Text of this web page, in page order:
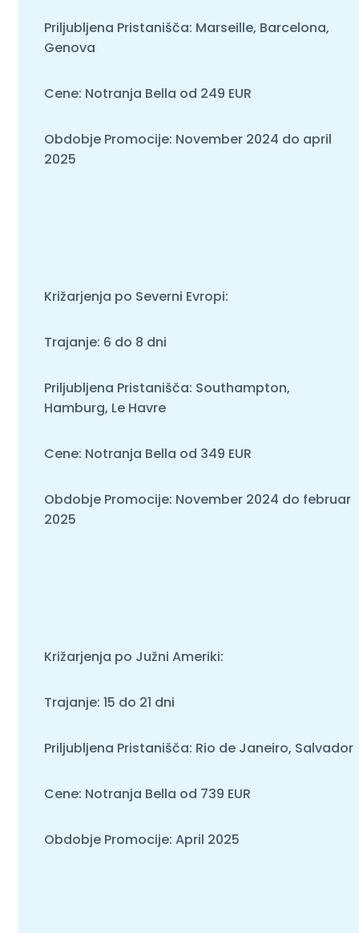
Priljubljena Pristanišča: Marseille, Barcelona,
Genova
Cene: Notranja Bella od 249 EUR
Obdobje Promocije: November 2024 do april
2025
Križarjenja po Severni Evropi:
Trajanje: 6 do 8 dni
Priljubljena Pristanišča: Southampton,
Hamburg, Le Havre
Cene: Notranja Bella od 349 EUR
Obdobje Promocije: November 2024 do februar
2025
Križarjenja po Južni Ameriki:
Trajanje: 15 do 21 dni
Priljubljena Pristanišča: Rio de Janeiro, Salvador
Cene: Notranja Bella od 739 EUR
Obdobje Promocije: April 2025